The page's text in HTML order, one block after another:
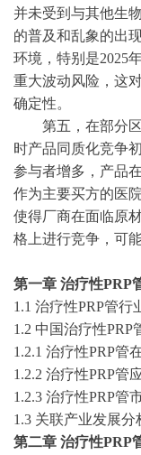
并未受到与其他生
的普及和乱象的出
环境，特别是2025
重大波动风险，这
确定性。
第五，在部分
时产品同质化竞争
参与者增多，产品
作为主要买方的医
使得厂商在面临原
格上进行竞争，可
第一章 治疗性PRP
1.1 治疗性PRP管行
1.2 中国治疗性PRP
1.2.1 治疗性PRP管
1.2.2 治疗性PRP管
1.2.3 治疗性PRP管
1.3 关联产业发展分
第二章 治疗性PRP